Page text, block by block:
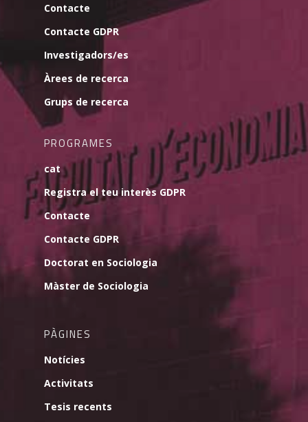
Contacte
Contacte GDPR
Investigadors/es
Àrees de recerca
Grups de recerca
PROGRAMES
cat
Registra el teu interès GDPR
Contacte
Contacte GDPR
Doctorat en Sociologia
Màster de Sociologia
PÀGINES
Notícies
Activitats
Tesis recents